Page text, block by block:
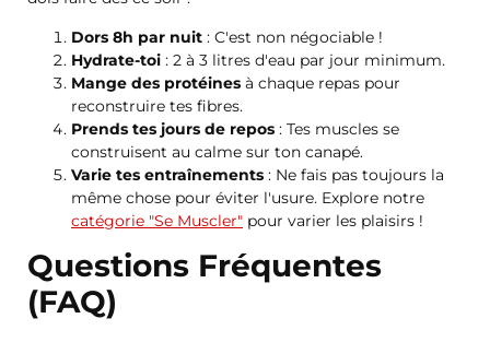
Dors 8h par nuit : C'est non négociable !
Hydrate-toi : 2 à 3 litres d'eau par jour minimum.
Mange des protéines à chaque repas pour
reconstruire tes fibres.
Prends tes jours de repos : Tes muscles se
construisent au calme sur ton canapé.
Varie tes entraînements : Ne fais pas toujours la
même chose pour éviter l'usure. Explore notre
catégorie "Se Muscler" pour varier les plaisirs !
Questions Fréquentes
(FAQ)